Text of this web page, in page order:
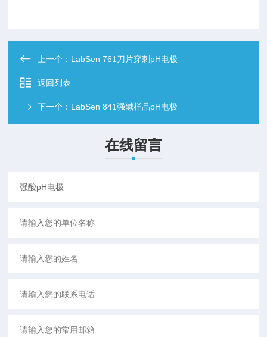
上一个： LabSen 761刀片穿刺pH电极
返回列表
下一个： LabSen 841强碱样品pH电极
在线留言